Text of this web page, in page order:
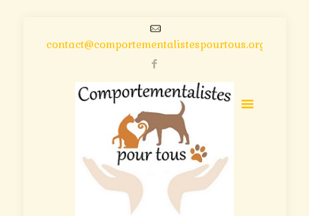
contact@comportementalistespourtous.org